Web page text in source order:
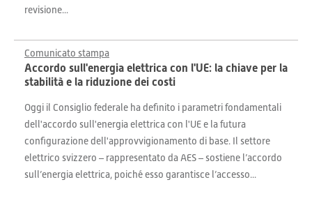
revisione...
Comunicato stampa
Accordo sull'energia elettrica con l'UE: la chiave per la
stabilità e la riduzione dei costi
Oggi il Consiglio federale ha definito i parametri fondamentali
dell'accordo sull'energia elettrica con l'UE e la futura
configurazione dell'approvvigionamento di base. Il settore
elettrico svizzero – rappresentato da AES – sostiene l’accordo
sull’energia elettrica, poiché esso garantisce l’accesso...